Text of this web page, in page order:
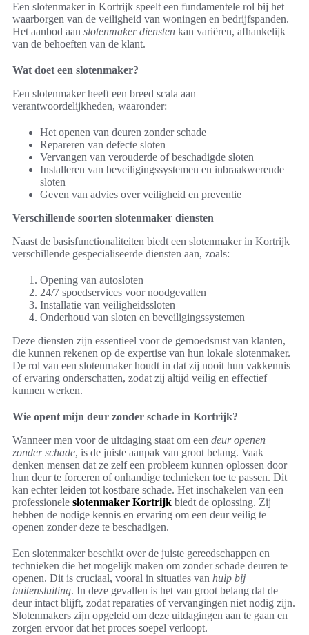
Een slotenmaker in Kortrijk speelt een fundamentele rol bij het
waarborgen van de veiligheid van woningen en bedrijfspanden.
Het aanbod aan slotenmaker diensten kan variëren, afhankelijk
van de behoeften van de klant.
Wat doet een slotenmaker?
Een slotenmaker heeft een breed scala aan
verantwoordelijkheden, waaronder:
Het openen van deuren zonder schade
Repareren van defecte sloten
Vervangen van verouderde of beschadigde sloten
Installeren van beveiligingssystemen en inbraakwerende
sloten
Geven van advies over veiligheid en preventie
Verschillende soorten slotenmaker diensten
Naast de basisfunctionaliteiten biedt een slotenmaker in Kortrijk
verschillende gespecialiseerde diensten aan, zoals:
Opening van autosloten
24/7 spoedservices voor noodgevallen
Installatie van veiligheidssloten
Onderhoud van sloten en beveiligingssystemen
Deze diensten zijn essentieel voor de gemoedsrust van klanten,
die kunnen rekenen op de expertise van hun lokale slotenmaker.
De rol van een slotenmaker houdt in dat zij nooit hun vakkennis
of ervaring onderschatten, zodat zij altijd veilig en effectief
kunnen werken.
Wie opent mijn deur zonder schade in Kortrijk?
Wanneer men voor de uitdaging staat om een deur openen
zonder schade, is de juiste aanpak van groot belang. Vaak
denken mensen dat ze zelf een probleem kunnen oplossen door
hun deur te forceren of onhandige technieken toe te passen. Dit
kan echter leiden tot kostbare schade. Het inschakelen van een
professionele slotenmaker Kortrijk biedt de oplossing. Zij
hebben de nodige kennis en ervaring om een deur veilig te
openen zonder deze te beschadigen.
Een slotenmaker beschikt over de juiste gereedschappen en
technieken die het mogelijk maken om zonder schade deuren te
openen. Dit is cruciaal, vooral in situaties van hulp bij
buitensluiting. In deze gevallen is het van groot belang dat de
deur intact blijft, zodat reparaties of vervangingen niet nodig zijn.
Slotenmakers zijn opgeleid om deze uitdagingen aan te gaan en
zorgen ervoor dat het proces soepel verloopt.